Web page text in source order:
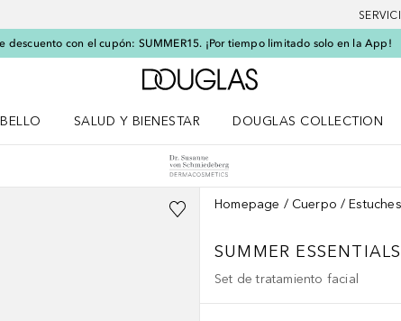
descuento con el cupón: SUMMER15. ¡Por tiempo limitado solo en la App!
A Douglas Home
SALUD Y BIENESTAR
DOUGLAS COLLECTION
Homepage Cuerpo Estuches
SUMMER
Set de tratamiento facial